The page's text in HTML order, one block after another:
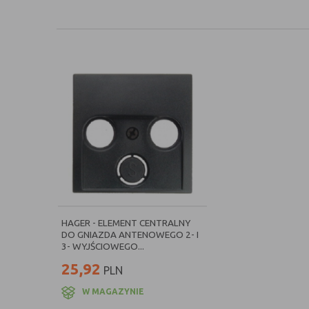
HAGER - ELEMENT CENTRALNY
DO GNIAZDA ANTENOWEGO 2- I
3- WYJŚCIOWEGO...
25,92 PLN
W MAGAZYNIE